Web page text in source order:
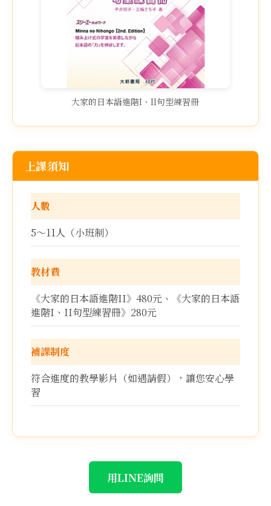
大家的日本語進階I、II句型練習冊
上課須知
人數
5～11人（小班制）
教材費
《大家的日本語進階II》480元、《大家的日本語
進階I、II句型練習冊》280元
補課制度
符合進度的教學影片（如遇請假），讓您安心學
習
用LINE詢問